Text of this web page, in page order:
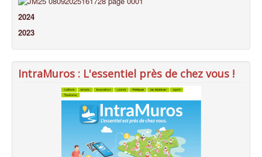
2024
2023
IntraMuros : L'essentiel près de chez vous !